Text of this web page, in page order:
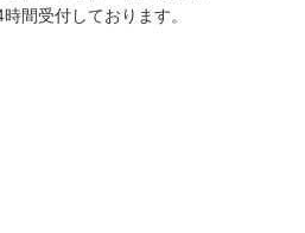
間受付しております。